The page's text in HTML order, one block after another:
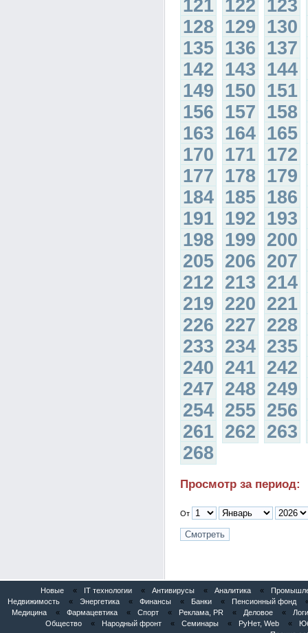
121 122 123
128 129 130
135 136 137
142 143 144
149 150 151
156 157 158
163 164 165
170 171 172
177 178 179
184 185 186
191 192 193
198 199 200
205 206 207
212 213 214
219 220 221
226 227 228
233 234 235
240 241 242
247 248 249
254 255 256
261 262 263
268
Просмотр за период:
От
Новые « IT технологии « Антивирусы « Аналитика «
Недвижимость
« Энергетика « Финансы « Банки « Пенсионный фонд
Медицина
« Фармацевтика « Спорт « Реклама, PR « Деловое «
Общество
« Народный фронт « Семинары « РуНет, Web «